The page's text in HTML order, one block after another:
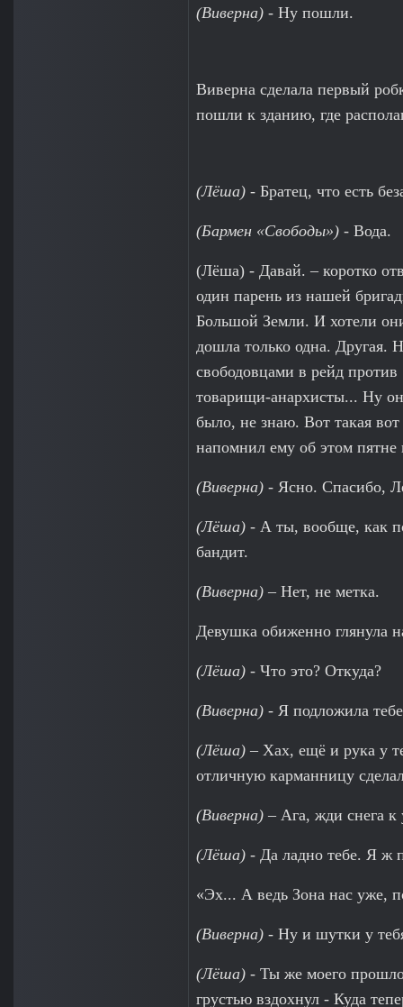
(Виверна) - Ну пошли.
Виверна сделала первый
пошли к зданию, где
(Лёша) - Братец, что есть
(Бармен «Свободы») - Вода.
(Лёша) - Давай. – коротко
один парень из нашей
Большой Земли. И хотели
дошла только одна. Другая.
свободовцами в рейд
товарищи-анархисты... Ну
было, не знаю. Вот такая
напомнил ему об этом
(Виверна) - Ясно. Спасибо,
(Лёша) - А ты, вообще, как
бандит.
(Виверна) – Нет, не метка.
Девушка обиженно глянула
(Лёша) - Что это? Откуда?
(Виверна) - Я подложила
(Лёша) – Хах, ещё и рука у
отличную карманницу
(Виверна) – Ага, жди снега к
(Лёша) - Да ладно тебе. Я ж
«Эх... А ведь Зона нас уже,
(Виверна) - Ну и шутки у
(Лёша) - Ты же моего
грустью вздохнул - Куда